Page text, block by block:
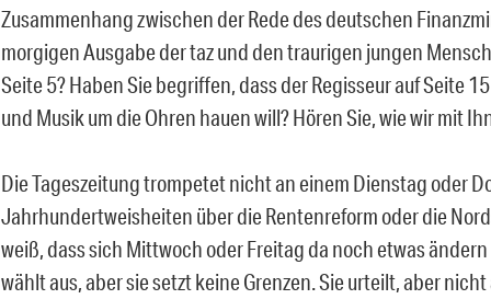
Zusammenhang zwischen der Rede des deutschen
morgigen Ausgabe der taz und den traurigen jungen
Seite 5? Haben Sie begriffen, dass der Regisseur auf Seite
und Musik um die Ohren hauen will? Hören Sie, wie wir mit
Die Tageszeitung trompetet nicht an einem Dienstag oder
Jahrhundertweisheiten über die Rentenreform oder die
weiß, dass sich Mittwoch oder Freitag da noch etwas
wählt aus, aber sie setzt keine Grenzen. Sie urteilt, aber